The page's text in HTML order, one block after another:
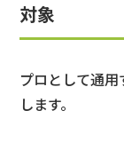
対象
プロとして通
します。